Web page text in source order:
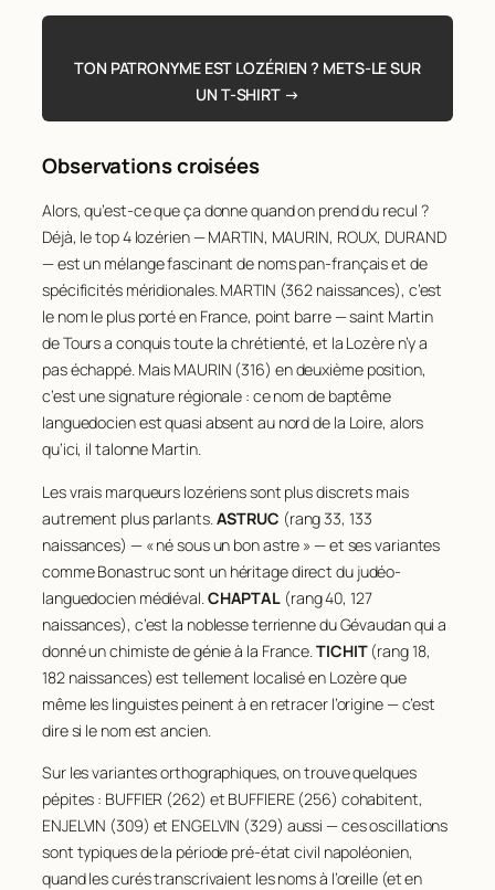
22
DALLE
152
26
RICHARD
28
BENOIT
29
BROS
144
30
GAILLARD
31
FABRE
136
32
VIALA
135
33
ASTRUC
34
RODIER
35
PRADEILLES
36
JOURDAN
37
MOURGUES
39
FOLCHER
40
CHAPTAL
41
TEISSIER
127
42
TUFFERY
43
PORTAL
44
SOLIGNAC
122
45
PEYTAVIN
46
PASCAL
47
JULIEN
119
48
BOUQUET
50
BRINGER
51
GIBELIN
52
SEGUIN
111
53
ARNAL
54
BRAJON
TON PATRONYME EST LOZÉRIEN ? METS-LE SUR
UN T-SHIRT →
Observations croisées
Alors, qu’est-ce que ça donne quand on prend du recul ?
Déjà, le top 4 lozérien — MARTIN, MAURIN, ROUX, DURAND
— est un mélange fascinant de noms pan-français et de
spécificités méridionales. MARTIN (362 naissances), c’est
le nom le plus porté en France, point barre — saint Martin
de Tours a conquis toute la chrétienté, et la Lozère n’y a
pas échappé. Mais MAURIN (316) en deuxième position,
c’est une signature régionale : ce nom de baptême
languedocien est quasi absent au nord de la Loire, alors
qu’ici, il talonne Martin.
Les vrais marqueurs lozériens sont plus discrets mais
autrement plus parlants. ASTRUC (rang 33, 133
naissances) — « né sous un bon astre » — et ses variantes
commeBonastrucsont un héritage direct du judéo-
languedocien médiéval. CHAPTAL (rang 40, 127
naissances), c’est la noblesse terrienne du Gévaudan qui a
donné un chimiste de génie à la France. TICHIT(rang 18,
182 naissances) est tellement localisé en Lozère que
même les linguistes peinent à en retracer l’origine — c’est
dire si le nom est ancien.
Sur les variantes orthographiques, on trouve quelques
pépites : BUFFIER (262) et BUFFIERE (256) cohabitent,
ENJELVIN (309) et ENGELVIN (329) aussi — ces oscillations
sont typiques de la période pré-état civil napoléonien,
quand les curés transcrivaient les noms à l’oreille (et en